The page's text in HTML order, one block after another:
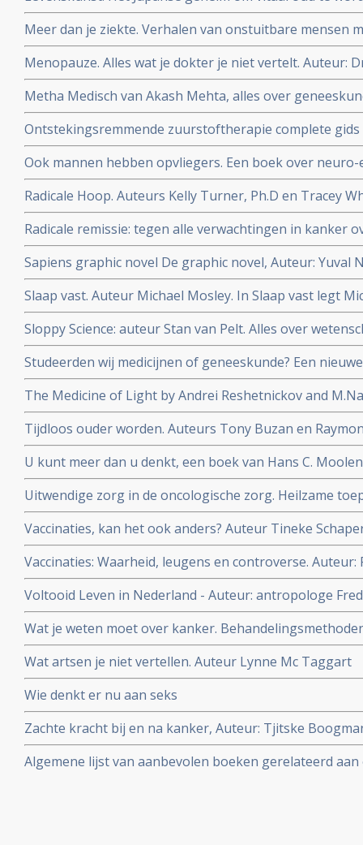
Meer dan je ziekte. Verhalen van onstuitbare mensen
Bloem en Jan Heemskerk
Menopauze. Alles wat je dokter je niet vertelt. Auteur:
Metha Medisch van Akash Mehta, alles over
zakboekformaat. Topper voor studenten geneeskunde
Ontstekingsremmende zuurstoftherapie complete
gebruiken van natuurlijke zuurstoftherapie. Auteur
Ook mannen hebben opvliegers. Een boek over
Radicale Hoop. Auteurs Kelly Turner, Ph.D en Tracey
Radicale Remissie
Radicale remissie: tegen alle verwachtingen in kanker
Turner
Sapiens graphic novel De graphic novel, Auteur: Yuval
mensheid in stripverhaal
Slaap vast. Auteur Michael Mosley. In Slaap vast legt
slaapproblemen ontstaan en hoe je die met vasten,
kunt aanpakken.
Sloppy Science: auteur Stan van Pelt. Alles over
nepcongressen
Studeerden wij medicijnen of geneeskunde? Een
chronische aandoeningen. Auteur: Lieneke van de
The Medicine of Light by Andrei Reshetnickov and
wordt uitgelegd hoe PDT met radachlorin-
fotosensitizer succesvol kankerpatienten kan helpen
Tijdloos ouder worden. Auteurs Tony Buzan en
doorprikken van leeftijdsgebonden mentale
U kunt meer dan u denkt, een boek van Hans C.
met kanker.
Uitwendige zorg in de oncologische zorg. Heilzame
antroposofische verpleegkundige Zorg. Auteur: Toke
Vaccinaties, kan het ook anders? Auteur Tineke
Vaccinaties: Waarheid, leugens en controverse. Auteur:
Voltooid Leven in Nederland - Auteur: antropologe
ervaren, willen en doen als zij het leven voltooid vinden
Wat je weten moet over kanker.
Auteur Lynne McTaggert
Wat artsen je niet vertellen. Auteur Lynne Mc Taggart
Wie denkt er nu aan seks
Zachte kracht bij en na kanker, Auteur: Tjitske
Janneke Boshouwers. Yoga bij en na kanker.
Algemene lijst van aanbevolen boeken gerelateerd